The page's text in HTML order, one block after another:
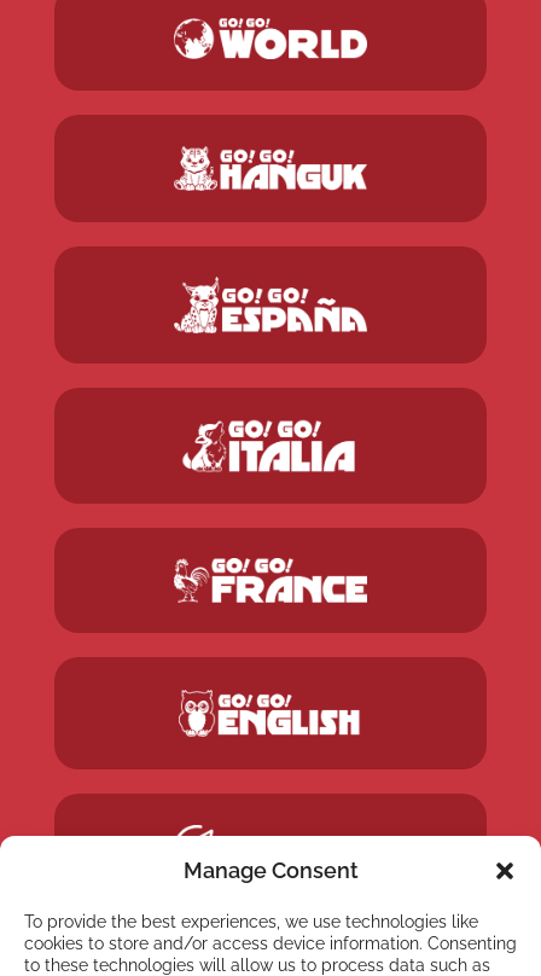
Manage Consent
To provide the best experiences, we use technologies like
cookies to store and/or access device information. Consenting
to these technologies will allow us to process data such as